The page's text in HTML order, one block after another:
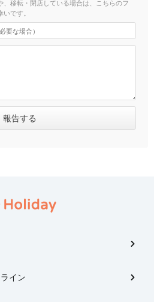
、移転・閉店している場合は、こちらのフ
です。
イン